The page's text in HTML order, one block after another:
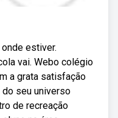
estiver.
vai. Webo colégio
a grata satisfação
seu universo
de recreação